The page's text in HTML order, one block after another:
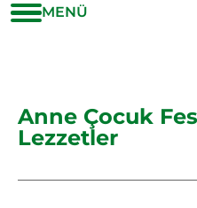
MENÜ
Anne Çocuk
Lezzetler